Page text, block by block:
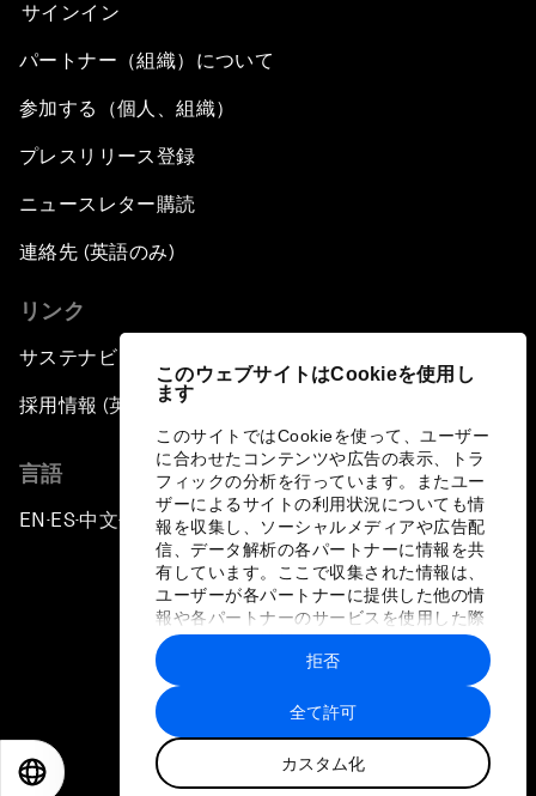
このウェブサイトはCookieを使用し
ます
このサイトではCookieを使って、ユーザー
に合わせたコンテンツや広告の表示、トラ
フィックの分析を行っています。またユー
ザーによるサイトの利用状況についても情
報を収集し、ソーシャルメディアや広告配
信、データ解析の各パートナーに情報を共
有しています。ここで収集された情報は、
ユーザーが各パートナーに提供した他の情
報や各パートナーのサービスを使用した際
に収集された情報と組み合わされ、各パー
トナーによって使用されることがありま
す。
全て許可
カスタム化
拒否
サインイン
パートナー（組織）について
参加する（個人、組織）
プレスリリース登録
ニュースレター購読
連絡先 (英語のみ)
リンク
サステナビリティへの取り組み
採用情報 (英語のみ)
言語
EN ▪ ES▪中文▪ 日本語
プライバシーポリシーと利用規約
サイトマップ
©
世界経済フォーラム